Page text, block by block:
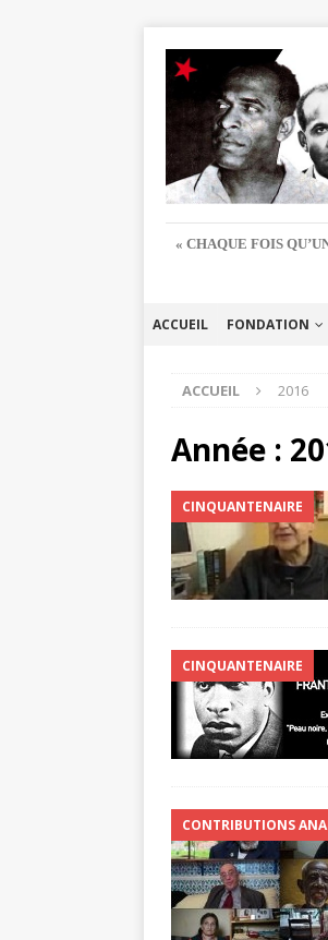
« CHAQUE FOIS
ACCUEIL FONDATION
ACCUEIL 2016
Année :
CINQUANTENAIRE
CINQUANTENAIRE
CONTRIBUTIONS